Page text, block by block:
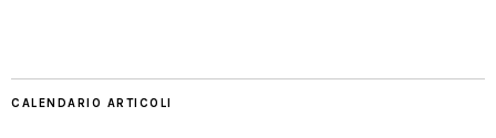
CALENDARIO ARTICOLI